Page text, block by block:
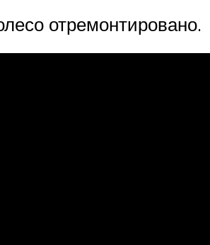
отремонтировано.